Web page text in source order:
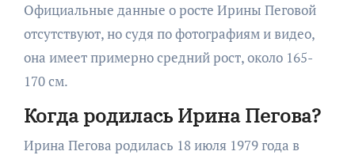
Официальные данные о росте Ирины Пеговой
отсутствуют, но судя по фотографиям и видео,
она имеет примерно средний рост, около 165-
170 см.
Когда родилась Ирина Пегова?
Ирина Пегова родилась 18 июля 1979 года в